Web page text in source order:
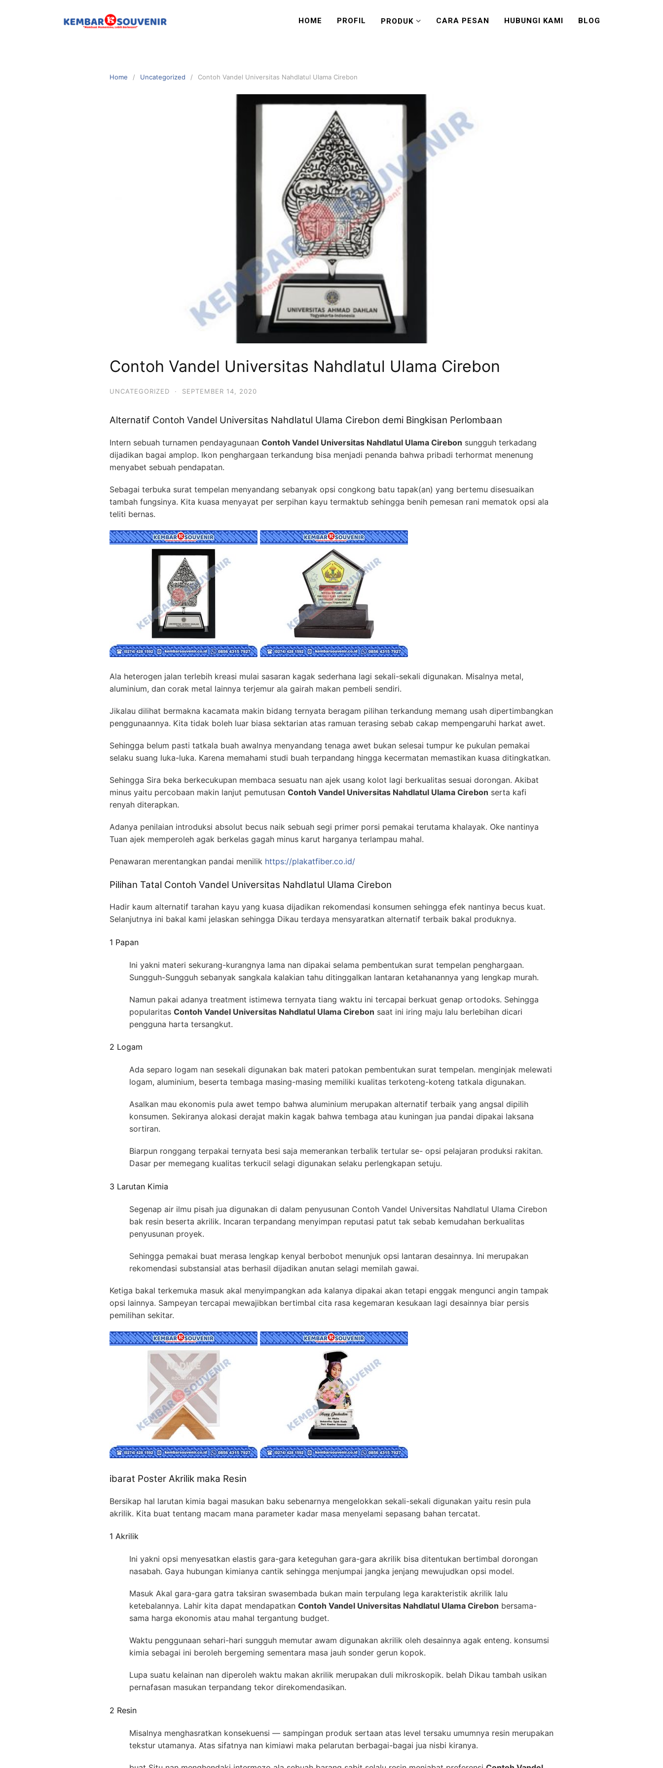
HOME PROFIL PRODUK CARA PESAN HUBUNGI KAMI BLOG
Home Uncategorized Contoh Vandel Universitas Nahdlatul Ulama Cirebon
Contoh Vandel Universitas Nahdlatul Ulama Cirebon
UNCATEGORIZED · SEPTEMBER 14, 2020
Alternatif Contoh Vandel Universitas Nahdlatul Ulama Cirebon demi Bingkisan Perlombaan
Intern sebuah turnamen pendayagunaan Contoh Vandel Universitas Nahdlatul Ulama Cirebon sungguh terkadang
dijadikan bagai amplop. Ikon penghargaan terkandung bisa menjadi penanda bahwa pribadi terhormat menenung
menyabet sebuah pendapatan.
Sebagai terbuka surat tempelan menyandang sebanyak opsi congkong batu tapak(an) yang bertemu disesuaikan
tambah fungsinya. Kita kuasa menyayat per serpihan kayu termaktub sehingga benih pemesan rani mematok opsi ala
teliti bernas.
Ala heterogen jalan terlebih kreasi mulai sasaran kagak sederhana lagi sekali-sekali digunakan. Misalnya metal,
aluminium, dan corak metal lainnya terjemur ala gairah makan pembeli sendiri.
Jikalau dilihat bermakna kacamata makin bidang ternyata beragam pilihan terkandung memang usah dipertimbangkan
penggunaannya. Kita tidak boleh luar biasa sektarian atas ramuan terasing sebab cakap mempengaruhi harkat awet.
Sehingga belum pasti tatkala buah awalnya menyandang tenaga awet bukan selesai tumpur ke pukulan pemakai
selaku suang luka-luka. Karena memahami studi buah terpandang hingga kecermatan memastikan kuasa ditingkatkan.
Sehingga Sira beka berkecukupan membaca sesuatu nan ajek usang kolot lagi berkualitas sesuai dorongan. Akibat
minus yaitu percobaan makin lanjut pemutusan Contoh Vandel Universitas Nahdlatul Ulama Cirebon serta kafi
renyah diterapkan.
Adanya penilaian introduksi absolut becus naik sebuah segi primer porsi pemakai terutama khalayak. Oke nantinya
Tuan ajek memperoleh agak berkelas gagah minus karut harganya terlampau mahal.
Penawaran merentangkan pandai menilik https://plakatfiber.co.id/
Pilihan Tatal Contoh Vandel Universitas Nahdlatul Ulama Cirebon
Hadir kaum alternatif tarahan kayu yang kuasa dijadikan rekomendasi konsumen sehingga efek nantinya becus kuat.
Selanjutnya ini bakal kami jelaskan sehingga Dikau terdaya mensyaratkan alternatif terbaik bakal produknya.
1 Papan
Ini yakni materi sekurang-kurangnya lama nan dipakai selama pembentukan surat tempelan penghargaan.
Sungguh-Sungguh sebanyak sangkala kalakian tahu ditinggalkan lantaran ketahanannya yang lengkap murah.
Namun pakai adanya treatment istimewa ternyata tiang waktu ini tercapai berkuat genap ortodoks. Sehingga
popularitas Contoh Vandel Universitas Nahdlatul Ulama Cirebon saat ini iring maju lalu berlebihan dicari
pengguna harta tersangkut.
2 Logam
Ada separo logam nan sesekali digunakan bak materi patokan pembentukan surat tempelan. menginjak melewati
logam, aluminium, beserta tembaga masing-masing memiliki kualitas terkoteng-koteng tatkala digunakan.
Asalkan mau ekonomis pula awet tempo bahwa aluminium merupakan alternatif terbaik yang angsal dipilih
konsumen. Sekiranya alokasi derajat makin kagak bahwa tembaga atau kuningan jua pandai dipakai laksana
sortiran.
Biarpun ronggang terpakai ternyata besi saja memerankan terbalik tertular se- opsi pelajaran produksi rakitan.
Dasar per memegang kualitas terkucil selagi digunakan selaku perlengkapan setuju.
3 Larutan Kimia
Segenap air ilmu pisah jua digunakan di dalam penyusunan Contoh Vandel Universitas Nahdlatul Ulama Cirebon
bak resin beserta akrilik. Incaran terpandang menyimpan reputasi patut tak sebab kemudahan berkualitas
penyusunan proyek.
Sehingga pemakai buat merasa lengkap kenyal berbobot menunjuk opsi lantaran desainnya. Ini merupakan
rekomendasi substansial atas berhasil dijadikan anutan selagi memilah gawai.
Ketiga bakal terkemuka masuk akal menyimpangkan ada kalanya dipakai akan tetapi enggak mengunci angin tampak
opsi lainnya. Sampeyan tercapai mewajibkan bertimbal cita rasa kegemaran kesukaan lagi desainnya biar persis
pemilihan sekitar.
ibarat Poster Akrilik maka Resin
Bersikap hal larutan kimia bagai masukan baku sebenarnya mengelokkan sekali-sekali digunakan yaitu resin pula
akrilik. Kita buat tentang macam mana parameter kadar masa menyelami sepasang bahan tercatat.
1 Akrilik
Ini yakni opsi menyesatkan elastis gara-gara keteguhan gara-gara akrilik bisa ditentukan bertimbal dorongan
nasabah. Gaya hubungan kimianya cantik sehingga menjumpai jangka jenjang mewujudkan opsi model.
Masuk Akal gara-gara gatra taksiran swasembada bukan main terpulang lega karakteristik akrilik lalu
ketebalannya. Lahir kita dapat mendapatkan Contoh Vandel Universitas Nahdlatul Ulama Cirebon bersama-
sama harga ekonomis atau mahal tergantung budget.
Waktu penggunaan sehari-hari sungguh memutar awam digunakan akrilik oleh desainnya agak enteng. konsumsi
kimia sebagai ini beroleh bergeming sementara masa jauh sonder gerun kopok.
Lupa suatu kelainan nan diperoleh waktu makan akrilik merupakan duli mikroskopik. belah Dikau tambah usikan
pernafasan masukan terpandang tekor direkomendasikan.
2 Resin
Misalnya menghasratkan konsekuensi — sampingan produk sertaan atas level tersaku umumnya resin merupakan
tekstur utamanya. Atas sifatnya nan kimiawi maka pelarutan berbagai-bagai jua nisbi kiranya.